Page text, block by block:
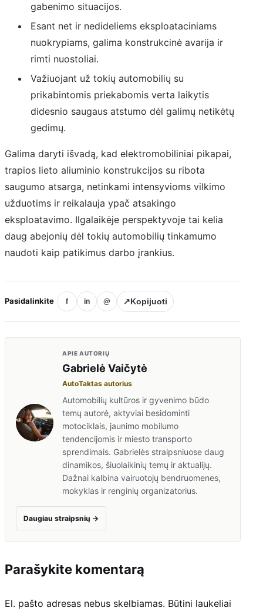
gabenimo situacijos.
Esant net ir nedideliems eksploataciniams
nuokrypiams, galima konstrukcinė avarija ir
rimti nuostoliai.
Važiuojant už tokių automobilių su
prikabintomis priekabomis verta laikytis
didesnio saugaus atstumo dėl galimų netikėtų
gedimų.
Galima daryti išvadą, kad elektromobiliniai pikapai,
trapios lieto aliuminio konstrukcijos su ribota
saugumo atsarga, netinkami intensyvioms vilkimo
užduotims ir reikalauja ypač atsakingo
eksploatavimo. Ilgalaikėje perspektyvoje tai kelia
daug abejonių dėl tokių automobilių tinkamumo
naudoti kaip patikimus darbo įrankius.
Pasidalinkite f in @ ↗Kopijuoti
APIE AUTORIŲ
Gabrielė Vaičytė
AutoTaktas autorius
Automobilių kultūros ir gyvenimo būdo
temų autorė, aktyviai besidominti
motociklais, jaunimo mobilumo
tendencijomis ir miesto transporto
sprendimais. Gabrielės straipsniuose daug
dinamikos, šiuolaikinių temų ir aktualijų.
Dažnai kalbina vairuotojų bendruomenes,
mokyklas ir renginių organizatorius.
Daugiau straipsnių →
Parašykite komentarą
El. pašto adresas nebus skelbiamas. Būtini laukeliai